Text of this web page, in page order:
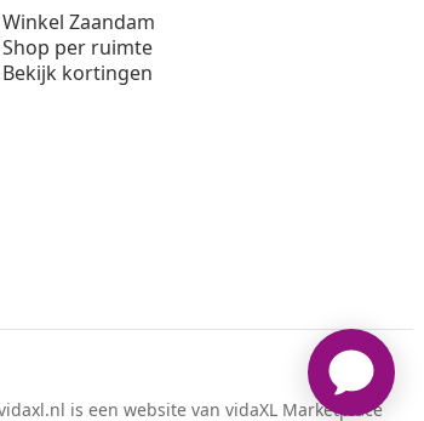
Winkel Zaandam
Shop per ruimte
Bekijk kortingen
is een website van vidaXL Marketplace